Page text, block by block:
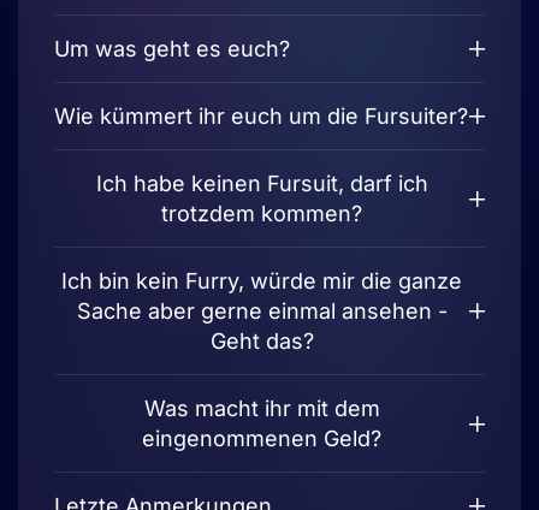
Um was geht es euch?
Wie kümmert ihr euch um die Fursuiter?
Ich habe keinen Fursuit, darf ich
trotzdem kommen?
Ich bin kein Furry, würde mir die ganze
Sache aber gerne einmal ansehen -
Geht das?
Was macht ihr mit dem
eingenommenen Geld?